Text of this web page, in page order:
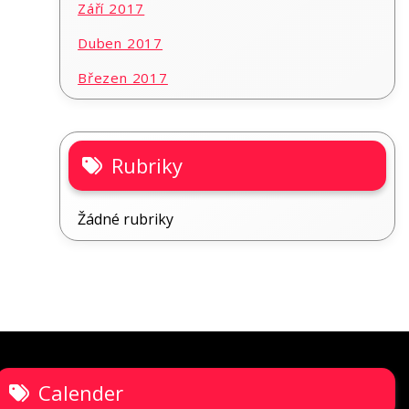
Září 2017
Duben 2017
Březen 2017
Rubriky
Žádné rubriky
Calender